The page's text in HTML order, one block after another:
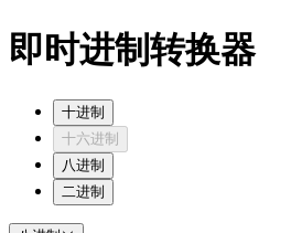
即时进制转换器
十进制
十六进制
八进制
二进制